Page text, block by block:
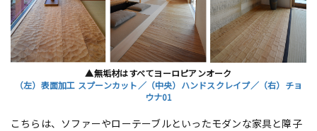
▲無垢材はすべてヨーロピアンオーク
（左）表面加工 スプーンカット／（中央）ハンドスクレイプ／（右）チョ
ウナ01
こちらは、ソファーやローテーブルといったモダンな家具と障子